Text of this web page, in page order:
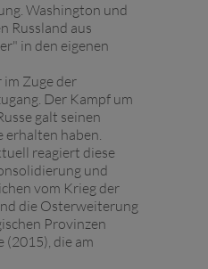
Washington und
Russland aus
in den eigenen
Zuge der
Der Kampf um
galt seinen
erhalten haben.
reagiert diese
und
vom Krieg der
die Osterweiterung
Provinzen
die am